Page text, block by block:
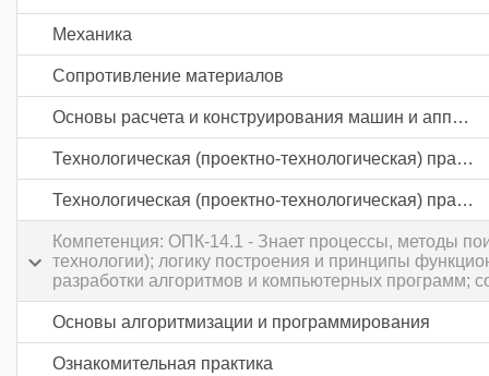
Механика
Сопротивление материалов
Основы расчета и конструирования машин и аппаратов
Технологическая (проектно-технологическая) практика
Технологическая (проектно-технологическая) практика
Компетенция: ОПК-14.1 - Знает процессы, методы
технологии); логику построения и принципы
разработки алгоритмов и компьютерных программ;
Основы алгоритмизации и программирования
Ознакомительная практика